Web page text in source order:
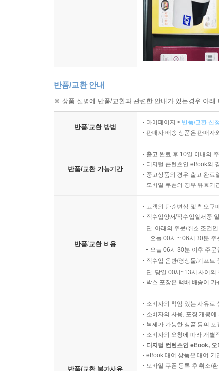
반품/교환 안내
※ 상품 설명에 반품/교환과 관련한 안내가 있는경우 아
반품/교환 방법
마이페이지 > 반품/교환 신
판매자 배송 상품은 판매자
반품/교환 가능기간
출고 완료 후 10일 이내의
디지털 콘텐츠인 eBook의
중고상품의 경우 출고 완료
모바일 쿠폰의 경우 유효기
반품/교환 비용
고객의 단순변심 및 착오구
직수입양서/직수입일서중
단, 아래의 주문/취소 조건
오늘 00시 ~ 06시 30분
오늘 06시 30분 이후 주
직수입 음반/영상물/기프트
단, 당일 00시~13시 사이의
박스 포장은 택배 배송이
반품/교환 불가사유
소비자의 책임 있는 사유로
소비자의 사용, 포장 개봉
복제가 가능한 상품 등의
소비자의 요청에 따라 개별
디지털 컨텐츠인 eBook,
eBook 대여 상품은 대여 기
모바일 쿠폰 등록 후 취소/